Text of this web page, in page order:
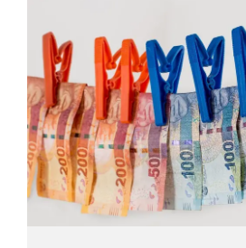
causa di una modifica dei
precedente alla loro
che Poste aveva messo sopra la
riportava un generico...